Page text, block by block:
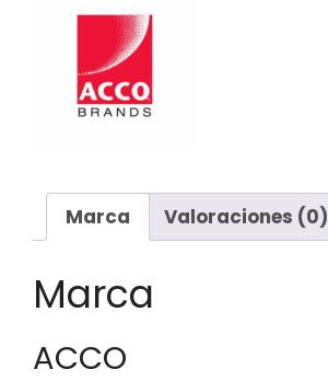
Marca Valoraciones (0)
Marca
ACCO